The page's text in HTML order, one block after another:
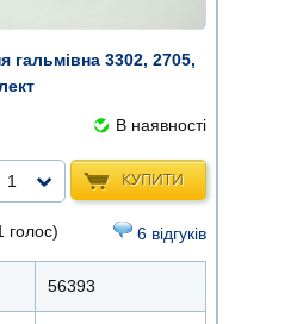
гальмівна 3302, 2705,
В наявності
КУПИТИ
1
голос) 6 відгуків
56393